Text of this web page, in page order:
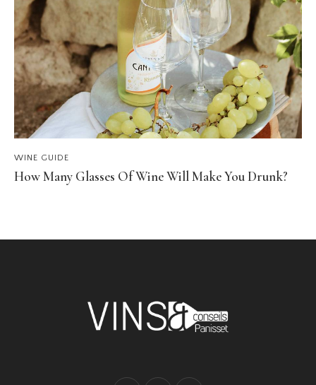
WINE GUIDE
How Many Glasses Of Wine Will Make You Drunk?